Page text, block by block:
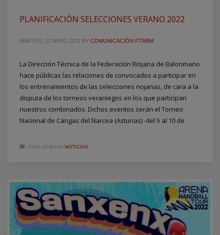
PLANIFICACIÓN SELECCIONES VERANO 2022
MARTES, 31 MAYO 2022 BY COMUNICACIÓN FTRBM
La Dirección Técnica de la Federación Riojana de Balonmano
hace públicas las relaciones de convocados a participar en
los entrenamientos de las selecciones riojanas, de cara a la
disputa de los torneos veraniegos en los que participan
nuestros combinados. Dichos eventos serán el Torneo
Nacional de Cangas del Narcea (Asturias) -del 5 al 10 de
PUBLISHED IN NOTICIAS